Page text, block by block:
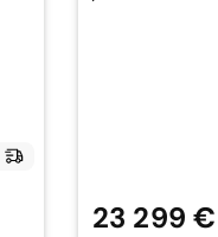
23 299 €